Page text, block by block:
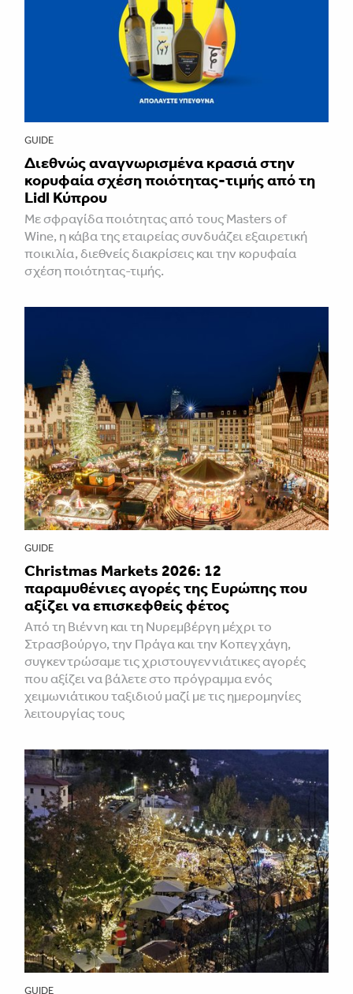
GUIDE
Διεθνώς αναγνωρισμένα κρασιά στην
κορυφαία σχέση ποιότητας-τιμής από τη
Lidl Κύπρου
Με σφραγίδα ποιότητας από τους Masters of
Wine, η κάβα της εταιρείας συνδυάζει εξαιρετική
ποικιλία, διεθνείς διακρίσεις και την κορυφαία
σχέση ποιότητας-τιμής.
GUIDE
Christmas Markets 2026: 12
παραμυθένιες αγορές της Ευρώπης που
αξίζει να επισκεφθείς φέτος
Από τη Βιέννη και τη Νυρεμβέργη μέχρι το
Στρασβούργο, την Πράγα και την Κοπεγχάγη,
συγκεντρώσαμε τις χριστουγεννιάτικες αγορές
που αξίζει να βάλετε στο πρόγραμμα ενός
χειμωνιάτικου ταξιδιού μαζί με τις ημερομηνίες
λειτουργίας τους
GUIDE